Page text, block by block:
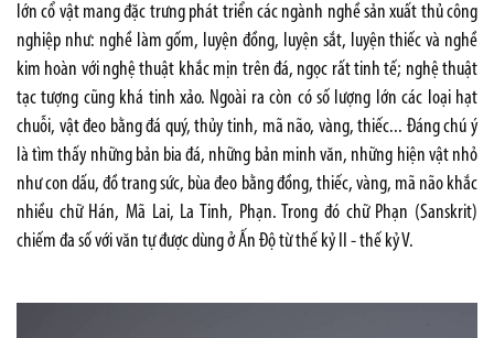
lớn cổ vật mang đặc trưng phát triển các ngành nghề sản xuất thủ công
nghiệp như: nghề làm gốm, luyện đồng, luyện sắt, luyện thiếc và nghề
kim hoàn với nghệ thuật khắc mịn trên đá, ngọc rất tinh tế; nghệ thuật
tạc tượng cũng khá tinh xảo. Ngoài ra còn có số lượng lớn các loại hạt
chuỗi, vật đeo bằng đá quý, thủy tinh, mã não, vàng, thiếc... Đáng chú ý
là tìm thấy những bản bia đá, những bản minh văn, những hiện vật nhỏ
như con dấu, đồ trang sức, bùa đeo bằng đồng, thiếc, vàng, mã não khắc
nhiều chữ Hán, Mã Lai, La Tinh, Phạn. Trong đó chữ Phạn (Sanskrit)
chiếm đa số với văn tự được dùng ở Ấn Độ từ thế kỷ II - thế kỷ V.